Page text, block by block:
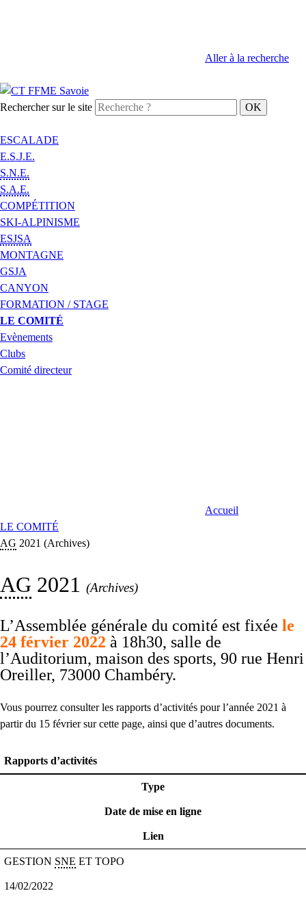
Aller à la recherche
Rechercher sur le site
ESCALADE
E.S.J.E.
S.N.E.
S.A.E.
COMPÉTITION
SKI-ALPINISME
ESJSA
MONTAGNE
GSJA
CANYON
FORMATION / STAGE
LE COMITÉ
Evènements
Clubs
Comité directeur
Accueil
LE COMITÉ
AG 2021 (Archives)
AG 2021 (Archives)
L’Assemblée générale du comité est fixée le
24 férvier 2022 à 18h30, salle de
l’Auditorium, maison des sports, 90 rue Henri
Oreiller, 73000 Chambéry.
Vous pourrez consulter les rapports d’activités pour l’année 2021 à
partir du 15 février sur cette page, ainsi que d’autres documents.
Rapports d’activités
SAISON 2021
Type
Date de mise en ligne
Lien
GESTION SNE ET TOPO
14/02/2022